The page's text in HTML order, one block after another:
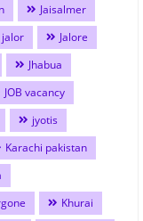
Jaisalmer
jalor
Jalore
Jhabua
JOB vacancy
jyotis
Karachi pakistan
Khurai